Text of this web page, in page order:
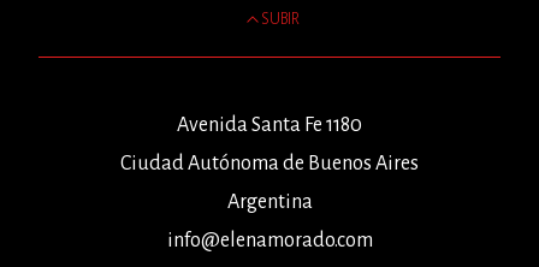
SUBIR
Avenida Santa Fe 1180
Ciudad Autónoma de Buenos Aires
Argentina
info@elenamorado.com